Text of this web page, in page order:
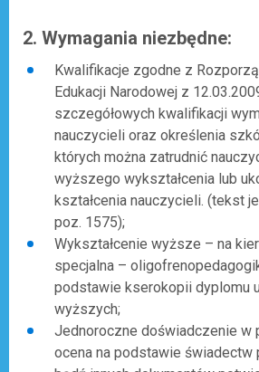
2. Wymagania niezbędne:
Kwalifikacje zgodne z
Edukacji Narodowej z
szczegółowych kwalifikacji
nauczycieli oraz określenia
których można zatrudnić
wyższego wykształcenia lub
kształcenia nauczycieli. (tekst
poz. 1575);
Wykształcenie wyższe – na
specjalna –
podstawie kserokopii dyplomu
wyższych;
Jednoroczne doświadczenie w
ocena na podstawie świadectw